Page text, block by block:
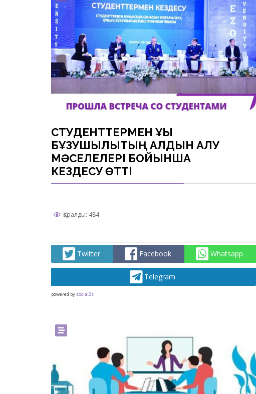
СТУДЕНТТЕРМЕН ҚҰҚЫҚ
БҰЗУШЫЛЫҚТЫҢ АЛДЫН АЛУ
МӘСЕЛЕЛЕРІ БОЙЫНША
КЕЗДЕСУ ӨТТІ
Қаралды: 484
Twitter Facebook Whatsapp
Telegram
powered by social2s